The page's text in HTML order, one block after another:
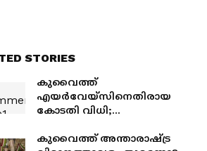
STORIES
കുവൈത്ത്
എയർവേയ്‌സിനെതിരായ
കോടതി വിധി;
അടിസ്ഥാനരഹിതമെന്ന്
കുവൈത്ത് അന്താരാഷ്ട്ര